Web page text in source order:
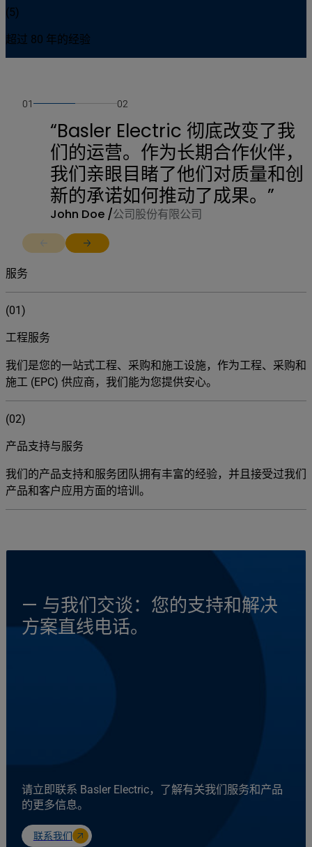
(5)
超过 80 年的经验
01 02
“Basler Electric 彻底改变了我
们的运营。作为长期合作伙伴，
我们亲眼目睹了他们对质量和创
新的承诺如何推动了成果。”
John Doe /公司股份有限公司
Return to previous slide
Jump to next slide
服务
(01)
工程服务
我们是您的一站式工程、采购和施工设施，作为工程、采购和
施工 (EPC) 供应商，我们能为您提供安心。
(02)
产品支持与服务
我们的产品支持和服务团队拥有丰富的经验，并且接受过我们
产品和客户应用方面的培训。
— 与我们交谈：您的支持和解决
方案直线电话。
请立即联系 Basler Electric，了解有关我们服务和产品
的更多信息。
联系我们